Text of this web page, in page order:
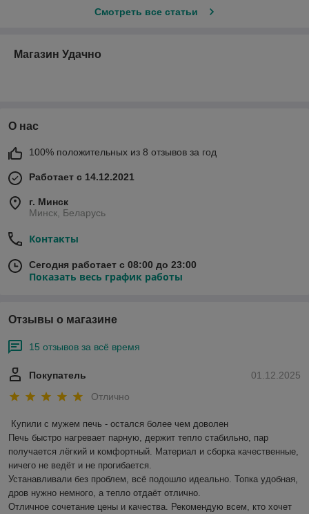
Смотреть все статьи
Магазин Удачно
О нас
100% положительных из 8 отзывов за год
Работает с 14.12.2021
г. Минск
Минск, Беларусь
Контакты
Сегодня работает с 08:00 до 23:00
Показать весь график работы
Отзывы о магазине
15 отзывов за всё время
01.12.2025
Покупатель
Отлично
Купили с мужем печь - остался более чем доволен
Печь быстро нагревает парную, держит тепло стабильно, пар
получается лёгкий и комфортный. Материал и сборка качественные,
ничего не ведёт и не прогибается.
Устанавливали без проблем, всё подошло идеально. Топка удобная,
дров нужно немного, а тепло отдаёт отлично.
Отличное сочетание цены и качества. Рекомендую всем, кто хочет